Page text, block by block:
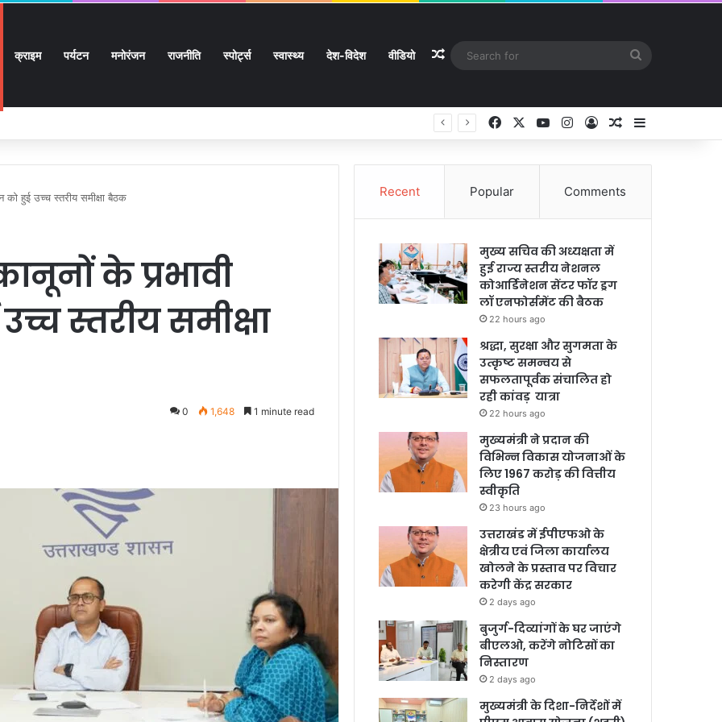
क्राइम पर्यटन मनोरंजन राजनीति स्पोर्ट्स स्वास्थ्य देश-विदेश वीडियो Random Article
के उत्कृष्ट समन्वय से सफलतापूर्वक संचालित हो रही कांवड़ यात्रा Facebook YouTubeInstagram
Log InRandom Article
को हुई उच्च स्तरीय समीक्षा बैठक
के प्रभावी
स्तरीय समीक्षा
0 1,648 1 minute read
Recent Popular Comments
मुख्य सचिव की अध्यक्षता में
हुई राज्य स्तरीय नेशनल
कोआर्डिनेशन सेंटर फॉर ड्रग
लॉ एनफोर्समेंट की बैठक
22 hours ago
श्रद्धा, सुरक्षा और सुगमता के
उत्कृष्ट समन्वय से
सफलतापूर्वक संचालित हो
रही कांवड़ यात्रा
22 hours ago
मुख्यमंत्री ने प्रदान की
विभिन्न विकास योजनाओं के
लिए 1967 करोड़ की वित्तीय
स्वीकृति
23 hours ago
उत्तराखंड में ईपीएफओ के
क्षेत्रीय एवं जिला कार्यालय
खोलने के प्रस्ताव पर विचार
करेगी केंद्र सरकार
2 days ago
बुजुर्ग-दिव्यांगों के घर जाएंगे
बीएलओ, करेंगे नोटिसों का
निस्तारण
2 days ago
मुख्यमंत्री के दिशा-निर्देशों में